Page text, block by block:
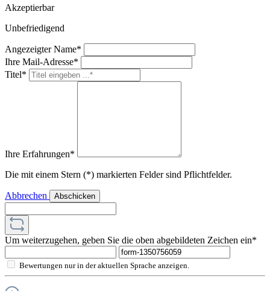
Akzeptierbar
Unbefriedigend
Angezeigter Name*
Ihre Mail-Adresse*
Titel*
Ihre Erfahrungen*
Die mit einem Stern (*) markierten Felder sind Pflichtfelder.
Abbrechen Abschicken
Um weiterzugehen, geben Sie die oben abgebildeten Zeichen ein*
Bewertungen nur in der aktuellen Sprache anzeigen.